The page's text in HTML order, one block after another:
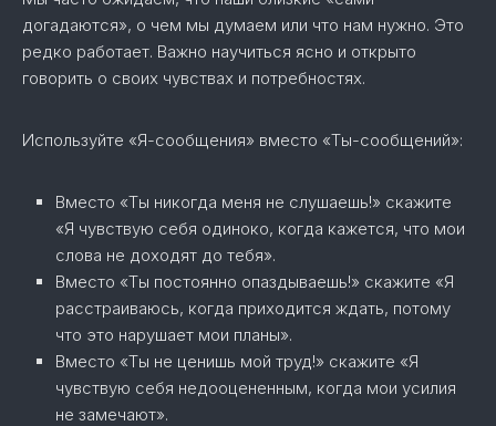
догадаются», о чем мы думаем или что нам нужно. Это
редко работает. Важно научиться ясно и открыто
говорить о своих чувствах и потребностях.
Используйте «Я-сообщения» вместо «Ты-сообщений»:
Вместо «Ты никогда меня не слушаешь!» скажите
«Я чувствую себя одиноко, когда кажется, что мои
слова не доходят до тебя».
Вместо «Ты постоянно опаздываешь!» скажите «Я
расстраиваюсь, когда приходится ждать, потому
что это нарушает мои планы».
Вместо «Ты не ценишь мой труд!» скажите «Я
чувствую себя недооцененным, когда мои усилия
не замечают».